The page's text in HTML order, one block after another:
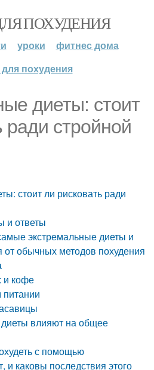
ПОХУДЕНИЯ
уроки
фитнес дома
похудения
диеты: стоит
ради стройной
стоит ли рисковать ради
и ответы
экстремальные диеты и
от обычных методов похудения
и кофе
питании
влияют на общее
с помощью
и каковы последствия этого